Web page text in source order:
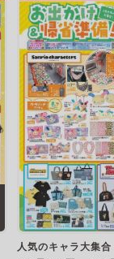
人気のキャラ大集